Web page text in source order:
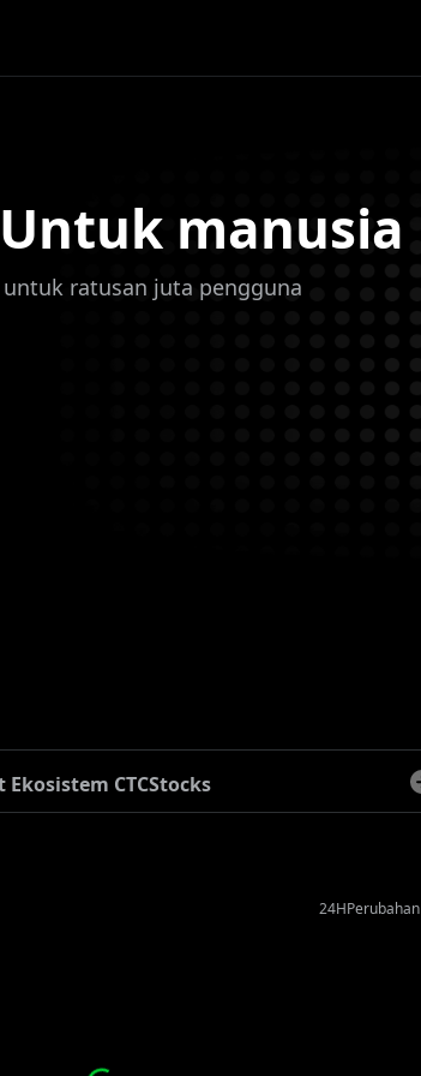
manusia
ratusan juta pengguna
CTCStocks
24HPerubahan